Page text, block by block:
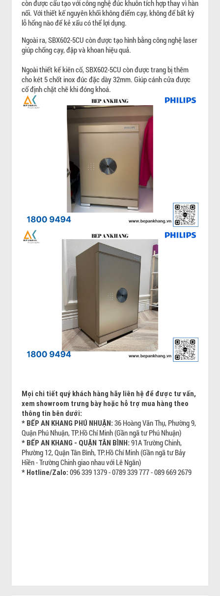
còn được cấu tạo với công nghệ đúc khuôn tích hợp thay vì hàn
nối. Với thiết kế nguyên khối không điểm cạy, không để bất kỳ
lỗ hổng nào để kẻ xấu có thể lợi dụng.
Ngoài ra, SBX602-5CU còn được tạo hình bằng công nghệ laser
giúp chống cạy, đập và khoan hiệu quả.
Ngoài thiết kế kiên cố, SBX602-5CU còn được trang bị thêm
cho két 5 chốt inox đúc đặc dày 32mm. Giúp cánh cửa được
cố định chặt chẽ khi đóng khoá.
Mọi chi tiết quý khách hàng hãy liên hệ để được tư vấn,
xem showroom trưng bày hoặc hỗ trợ mua hàng theo
thông tin bên dưới:
* BẾP AN KHANG PHÚ NHUẬN:36 Hoàng Văn Thụ, Phường 9,
Quận Phú Nhuận, TP.Hồ Chí Minh (Gần ngã tư Phú Nhuận)
* BẾP AN KHANG - QUẬN TÂN BÌNH:91A Trường Chinh,
Phường 12, Quận Tân Bình, TP.Hồ Chí Minh (Gần ngã tư Bảy
Hiền - Trường Chinh giao nhau với Lê Ngân)
* Hotline/Zalo:096 339 1379 - 0789 339 777 - 089 669 2679